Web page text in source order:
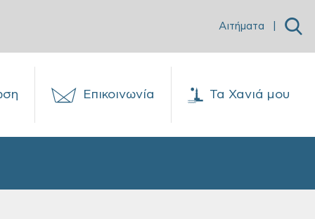
Αιτήματα
Επικοινωνία Τα Χανιά μου